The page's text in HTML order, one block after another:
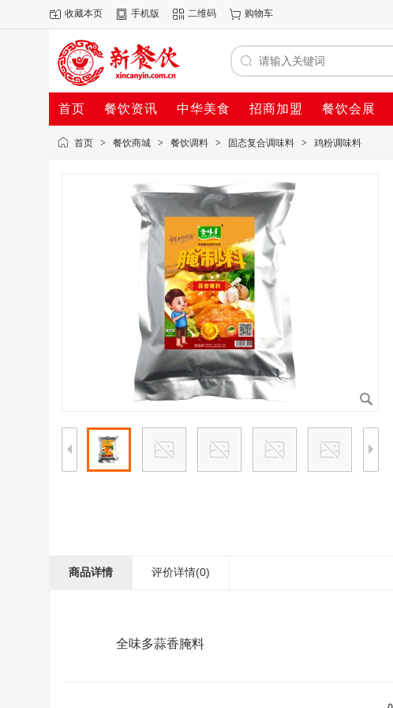
收藏本页 手机版 二维码 购物车
首页 餐饮资讯 中华美食 招商加盟 餐饮会展
首页 > 餐饮商城 > 餐饮调料 > 固态复合调味料 > 鸡粉调味料
商品详情 评价详情(0)
全味多蒜香腌料